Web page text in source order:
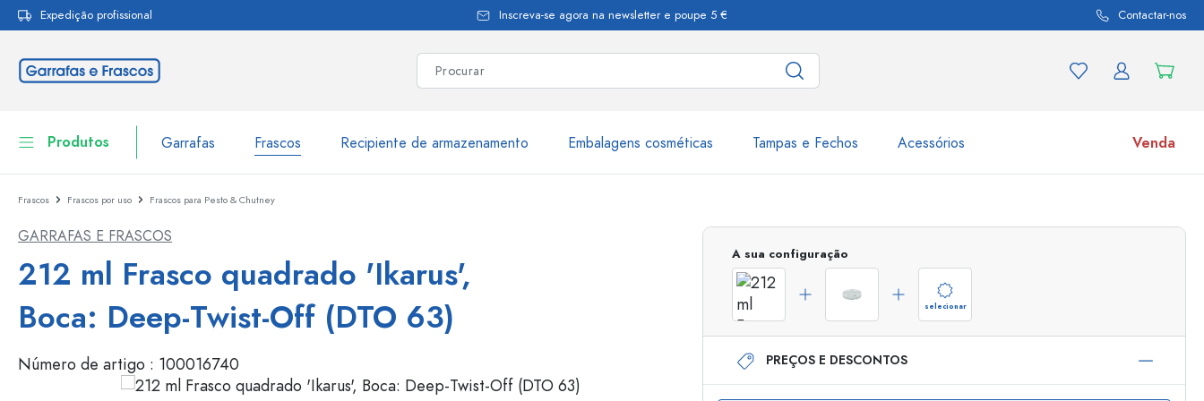
Saltar para a navegação principal
Expedição profissional Inscreva-se agora na newsletter e poupe 5 € Contactar-nos
Produtos Garrafas Frascos Recipiente de armazenamento Embalagens cosméticas Tampas e Fechos Acessórios Venda
Garrafas
Recipiente de armazenamento
Louça de mesa
Embalagens cosméticas
Ir para categoria Garrafas
Garrafas por marca
Garrafas WECK
Garrafas por função
Garrafas com tampa mecânica
Frascos de pulverização
Dispensadores Airless
Frascos com roll-on
Frascos
Compre agora
Frascos Frascos por uso Frascos para Pesto & Chutney
GARRAFAS E FRASCOS
212 ml Frasco quadrado 'Ikarus',
Boca: Deep-Twist-Off (DTO 63)
Número de artigo : 100016740
A sua configuração
selecionar
PREÇOS E DESCONTOS